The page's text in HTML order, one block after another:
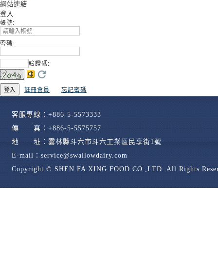
網站連結
登入
帳號:
密碼:
驗證碼:
註冊會員 忘記密碼
客服專線：+886-5-5573333
傳 真：+886-5-5575757
地 址：雲林縣斗六市斗六工業區民享街1號
E-mail：service@swallowdairy.com
Copyright © SHEN FA XING FOOD CO.,LTD. All Rights